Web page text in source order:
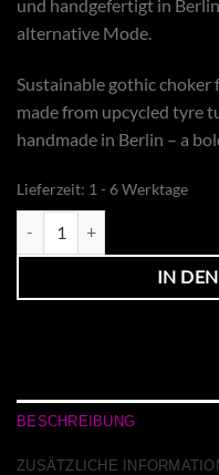
und handgefertigt in
alternative Mode.
Sustainable gothic
made from upcycled tyre
handmade in Berlin – a
Lieferzeit: 1 - 6 Werktage
IN
BESCHREIBUNG
ZUSÄTZLICHE